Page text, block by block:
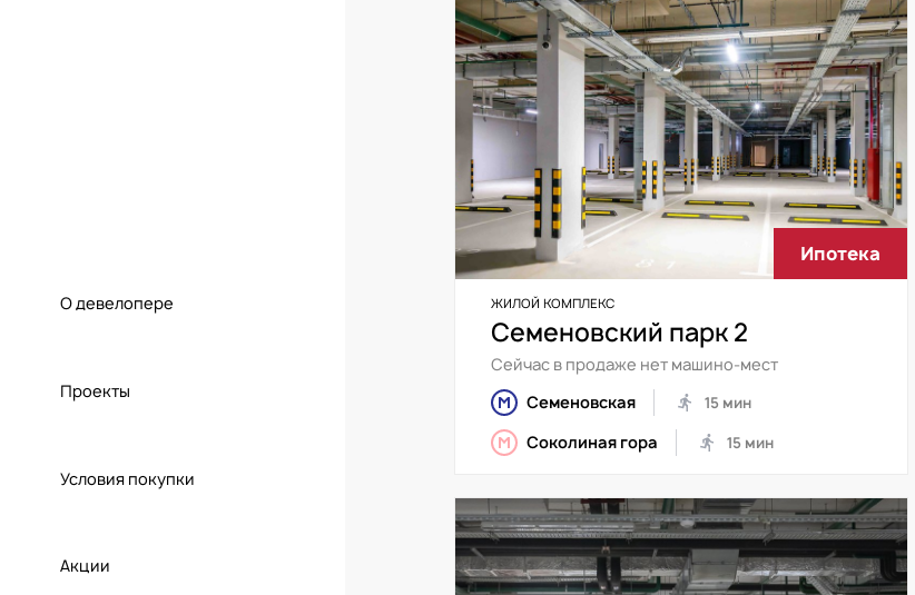
О девелопере
Проекты
Условия покупки
Акции
Ипотека
ЖИЛОЙ КОМПЛЕКС
Семеновский парк 2
Сейчас в продаже нет машино-мест
Семеновская
15 мин
Соколиная гора 15 мин